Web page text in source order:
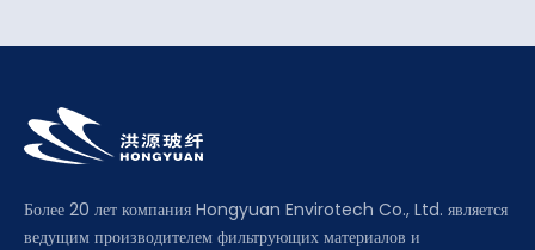
Более 20 лет компания Hongyuan Envirotech Co., Ltd. является
ведущим производителем фильтрующих материалов и